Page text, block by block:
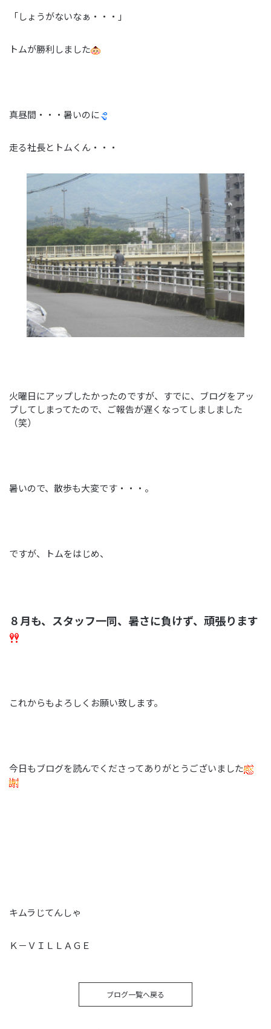
「しょうがないなぁ・・・」
トムが勝利しました
真昼間・・・暑いのに
走る社長とトムくん・・・
火曜日にアップしたかったのですが、すでに、ブログをアッ
プしてしまってたので、ご報告が遅くなってしましました
（笑）
暑いので、散歩も大変です・・・。
ですが、トムをはじめ、
８月も、スタッフ一同、暑さに負けず、頑張ります
これからもよろしくお願い致します。
今日もブログを読んでくださってありがとうございました
キムラじてんしゃ
Ｋ－ＶＩＬＬＡＧＥ
ブログ一覧へ戻る